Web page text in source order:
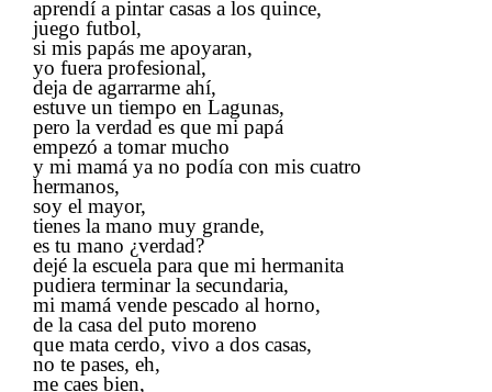
aprendí a pintar casas a los quince,
juego futbol,
si mis papás me apoyaran,
yo fuera profesional,
deja de agarrarme ahí,
estuve un tiempo en Lagunas,
pero la verdad es que mi papá
empezó a tomar mucho
y mi mamá ya no podía con mis cuatro
hermanos,
soy el mayor,
tienes la mano muy grande,
es tu mano ¿verdad?
dejé la escuela para que mi hermanita
pudiera terminar la secundaria,
mi mamá vende pescado al horno,
de la casa del puto moreno
que mata cerdo, vivo a dos casas,
no te pases, eh,
me caes bien,